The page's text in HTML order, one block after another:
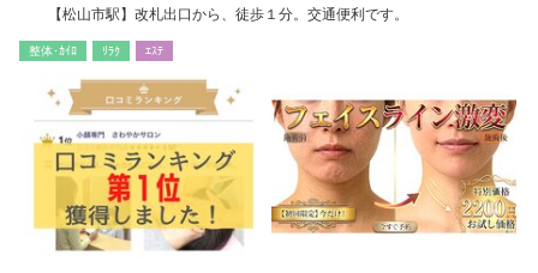
【松山市駅】改札出口から、徒歩１分。交通便利です。
整体･ｶｲﾛ ﾘﾗｸ ｴｽﾃ